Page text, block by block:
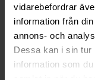
vidarebefordrar
information från
annons- och
Dessa kan i sin tur
information som
Typ
Format
Styrka